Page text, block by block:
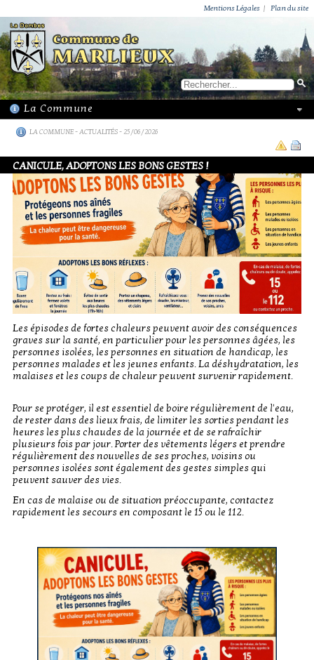
Mentions Légales | Plan du site
LA COMMUNE-ACTUALITÉS- 25/06/2026
CANICULE, ADOPTONS LES BONS GESTES !
Les épisodes de fortes chaleurs peuvent avoir des conséquences
graves sur la santé, en particulier pour les personnes âgées, les
personnes isolées, les personnes en situation de handicap, les
personnes malades et les jeunes enfants. La déshydratation, les
malaises et les coups de chaleur peuvent survenir rapidement.
Pour se protéger, il est essentiel de boire régulièrement de l'eau,
de rester dans des lieux frais, de limiter les sorties pendant les
heures les plus chaudes de la journée et de se rafraîchir
plusieurs fois par jour. Porter des vêtements légers et prendre
régulièrement des nouvelles de ses proches, voisins ou
personnes isolées sont également des gestes simples qui
peuvent sauver des vies.
En cas de malaise ou de situation préoccupante, contactez
rapidement les secours en composant le 15 ou le 112.